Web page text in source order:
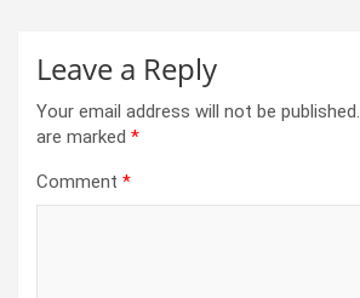
Leave a Reply
Your email address will not be published.
are marked *
Comment *